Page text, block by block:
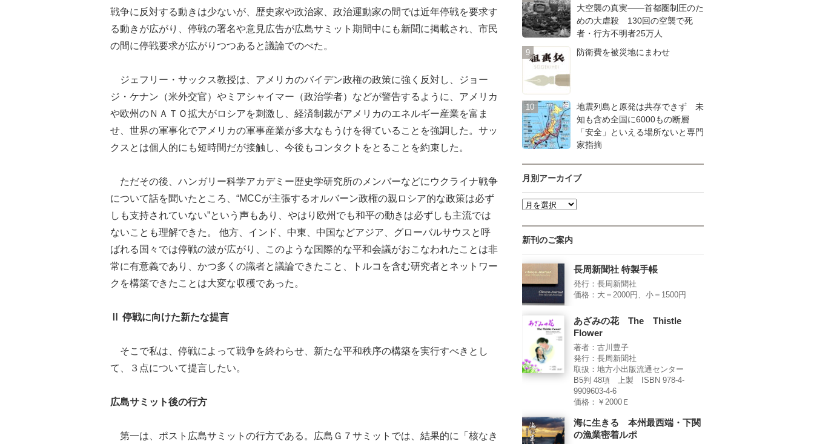
戦争に反対する動きは少ないが、歴史家や政治家、政治運動家の間では近年停戦を要求す
る動きが広がり、停戦の署名や意見広告が広島サミット期間中にも新聞に掲載され、市民
の間に停戦要求が広がりつつあると議論でのべた。
ジェフリー・サックス教授は、アメリカのバイデン政権の政策に強く反対し、ジョー
ジ・ケナン（米外交官）やミアシャイマー（政治学者）などが警告するように、アメリカ
や欧州のＮＡＴＯ拡大がロシアを刺激し、経済制裁がアメリカのエネルギー産業を富ま
せ、世界の軍事化でアメリカの軍事産業が多大なもうけを得ていることを強調した。サッ
クスとは個人的にも短時間だが接触し、今後もコンタクトをとることを約束した。
ただその後、ハンガリー科学アカデミー歴史学研究所のメンバーなどにウクライナ戦争
について話を聞いたところ、“MCCが主張するオルバーン政権の親ロシア的な政策は必ず
しも支持されていない”という声もあり、やはり欧州でも和平の動きは必ずしも主流では
ないことも理解できた。 他方、インド、中東、中国などアジア、グローバルサウスと呼
ばれる国々では停戦の波が広がり、このような国際的な平和会議がおこなわれたことは非
常に有意義であり、かつ多くの識者と議論できたこと、トルコを含む研究者とネットワー
クを構築できたことは大変な収穫であった。
Ⅱ 停戦に向けた新たな提言
そこで私は、停戦によって戦争を終わらせ、新たな平和秩序の構築を実行すべきとし
て、３点について提言したい。
広島サミット後の行方
第一は、ポスト広島サミットの行方である。広島Ｇ７サミットでは、結果的に「核なき
大空襲の真実――首都圏制圧のた
めの大虐殺 130回の空襲で死
者・行方不明者25万人
防衛費を被災地にまわせ
地震列島と原発は共存できず 未
知も含め全国に6000もの断層
「安全」といえる場所ないと専門
家指摘
月別アーカイブ
新刊のご案内
長周新聞社 特製手帳
発行：長周新聞社
価格：大＝2000円、小＝1500円
あざみの花 The Thistle
Flower
著者：古川豊子
発行：長周新聞社
取扱：地方小出版流通センター
B5判 48項 上製 ISBN 978-4-
9909603-4-6
価格：￥2000Ｅ
海に生きる 本州最西端・下関
の漁業密着ルポ